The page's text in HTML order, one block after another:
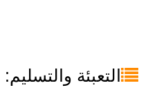
التعبئة والتسليم: